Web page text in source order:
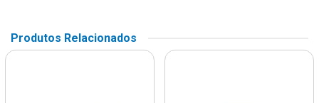
Produtos Relacionados